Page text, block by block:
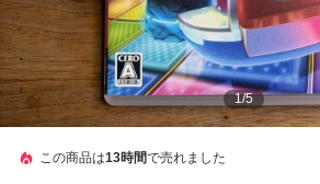
1/5
この商品は13時間で売れました